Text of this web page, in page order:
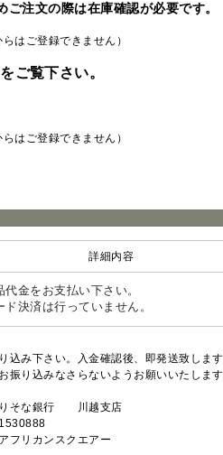
注文の際は在庫確認が必要です。
はご登録できません）
ご覧下さい。
はご登録できません）
内容
金をお支払い下さい。
ド決済は行っていません。
込み下さい。入金確認後、即発送致します
振り込みなさらないようお願いいたします
そな銀行 川越支店
フリカンスクエアー